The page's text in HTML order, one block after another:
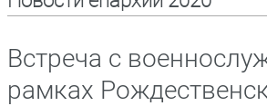
Встреча с
рамках